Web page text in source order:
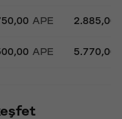
APE 2.885,00
APE 5.770,00